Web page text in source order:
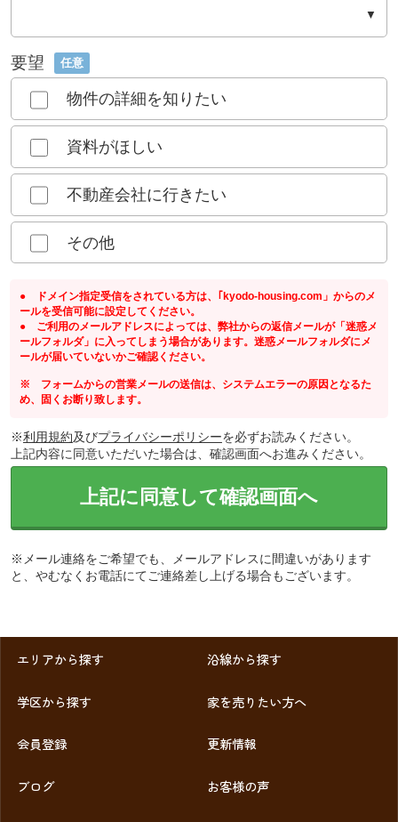
要望 任意
物件の詳細を知りたい
資料がほしい
不動産会社に行きたい
その他
● ドメイン指定受信をされている方は、｢kyodo-housing.com」からのメ
ールを受信可能に設定してください。
● ご利用のメールアドレスによっては、弊社からの返信メールが「迷惑メ
ールフォルダ」に入ってしまう場合があります。迷惑メールフォルダにメ
ールが届いていないかご確認ください。
※ フォームからの営業メールの送信は、システムエラーの原因となるた
め、固くお断り致します。
※利用規約及びプライバシーポリシーを必ずお読みください。
上記内容に同意いただいた場合は、確認画面へお進みください。
上記に同意して確認画面へ
※メール連絡をご希望でも、メールアドレスに間違いがあります
と、やむなくお電話にてご連絡差し上げる場合もございます。
エリアから探す 沿線から探す
学区から探す 家を売りたい方へ
会員登録 更新情報
ブログ お客様の声